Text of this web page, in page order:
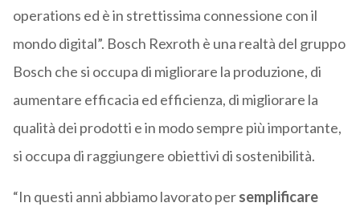
operations ed è in strettissima connessione con il
mondo digital”. Bosch Rexroth è una realtà del gruppo
Bosch che si occupa di migliorare la produzione, di
aumentare efficacia ed efficienza, di migliorare la
qualità dei prodotti e in modo sempre più importante,
si occupa di raggiungere obiettivi di sostenibilità.
“In questi anni abbiamo lavorato persemplificare